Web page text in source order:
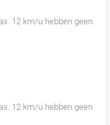
12 km/u hebben geen
12 km/u hebben geen